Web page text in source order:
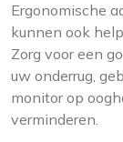
Ergonomische
kunnen ook
Zorg voor een
uw onderrug,
monitor op
verminderen.